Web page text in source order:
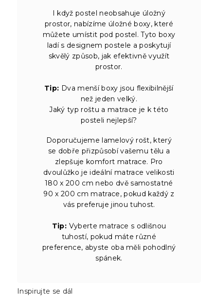
I když postel neobsahuje úložný
prostor, nabízíme úložné boxy, které
můžete umístit pod postel. Tyto boxy
ladí s designem postele a poskytují
skvělý způsob, jak efektivně využít
prostor.
Tip: Dva menší boxy jsou flexibilnější
než jeden velký.
Jaký typ roštu a matrace je k této
posteli nejlepší?
Doporučujeme lamelový rošt, který
se dobře přizpůsobí vašemu tělu a
zlepšuje komfort matrace. Pro
dvoulůžko je ideální matrace velikosti
180 x 200 cm nebo dvě samostatné
90 x 200 cm matrace, pokud každý z
vás preferuje jinou tuhost.
Tip: Vyberte matrace s odlišnou
tuhostí, pokud máte různé
preference, abyste oba měli pohodlný
spánek.
Inspirujte se dál